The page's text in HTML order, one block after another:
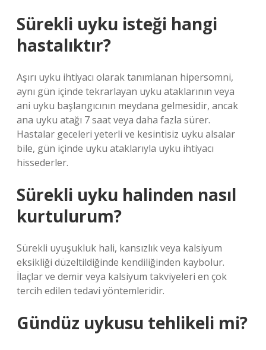
Sürekli uyku isteği hangi
hastalıktır?
Aşırı uyku ihtiyacı olarak tanımlanan hipersomni,
aynı gün içinde tekrarlayan uyku ataklarının veya
ani uyku başlangıcının meydana gelmesidir, ancak
ana uyku atağı 7 saat veya daha fazla sürer.
Hastalar geceleri yeterli ve kesintisiz uyku alsalar
bile, gün içinde uyku ataklarıyla uyku ihtiyacı
hissederler.
Sürekli uyku halinden nasıl
kurtulurum?
Sürekli uyuşukluk hali, kansızlık veya kalsiyum
eksikliği düzeltildiğinde kendiliğinden kaybolur.
İlaçlar ve demir veya kalsiyum takviyeleri en çok
tercih edilen tedavi yöntemleridir.
Gündüz uykusu tehlikeli mi?